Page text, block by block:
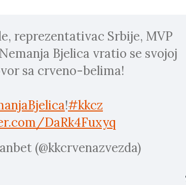
reprezentativac Srbije, MVP
Bjelica vratio se svojoj
sa crveno-belima!
!#kkcz
DaRk4Fuxyq
(@kkcrvenazvezda)